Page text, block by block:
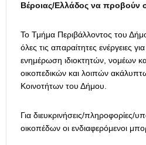
Βέροιας/Ελλάδος να προβούν
Το Τμήμα Περιβάλλοντος του
όλες τις απαραίτητες ενέργειες
ενημέρωση ιδιοκτητών, νομέων
οικοπεδικών και λοιπών
Κοινοτήτων του Δήμου.
Για διευκρινήσεις/πληροφορίες/
οικοπέδων οι ενδιαφερόμενοι